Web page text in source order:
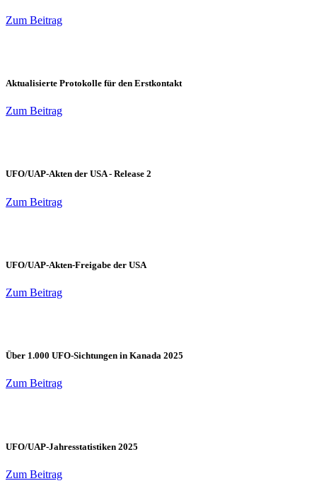
Zum Beitrag
Aktualisierte Protokolle für den Erstkontakt
Zum Beitrag
UFO/UAP-Akten der USA - Release 2
Zum Beitrag
UFO/UAP-Akten-Freigabe der USA
Zum Beitrag
Über 1.000 UFO-Sichtungen in Kanada 2025
Zum Beitrag
UFO/UAP-Jahresstatistiken 2025
Zum Beitrag